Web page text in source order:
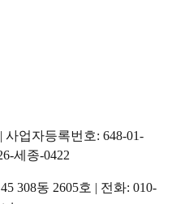
업자등록번호: 648-01-
세종-0422
308동 2605호 | 전화: 010-